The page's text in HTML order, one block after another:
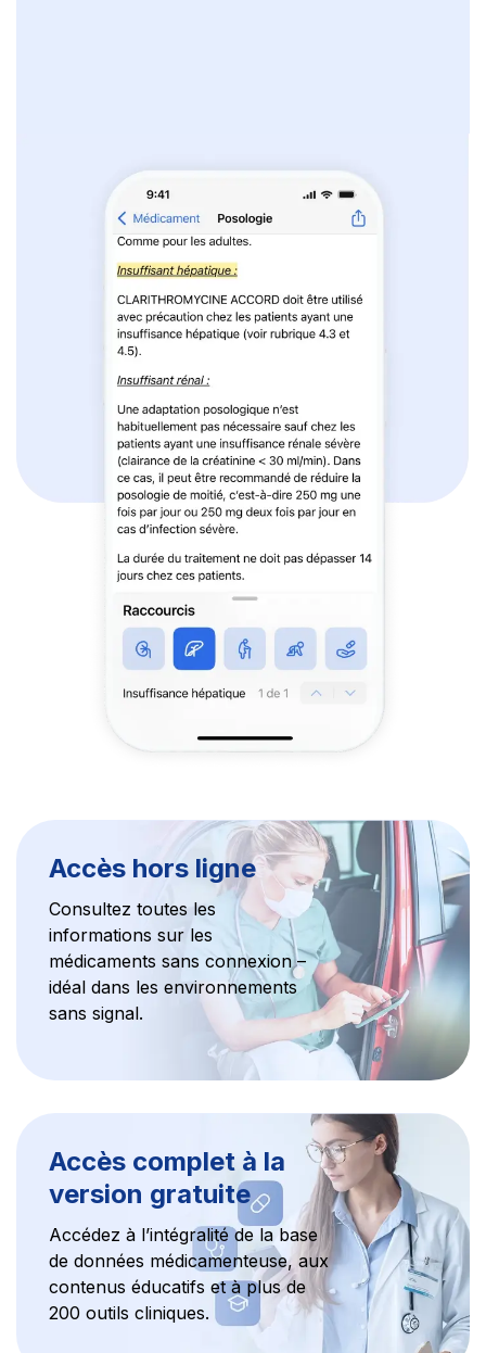
Accès hors ligne
Consultez toutes les
informations sur les
médicaments sans connexion –
idéal dans les environnements
sans signal.
Accès complet à la
version gratuite
Accédez à l’intégralité de la base
de données médicamenteuse, aux
contenus éducatifs et à plus de
200 outils cliniques.